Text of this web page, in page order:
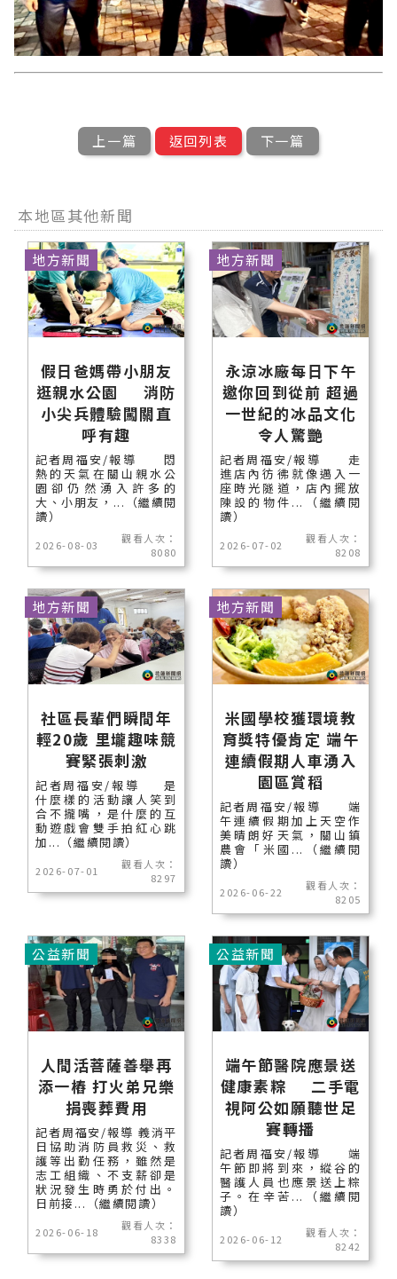
上一篇 返回列表 下一篇
本地區其他新聞
假日爸媽帶小朋友
逛親水公園 消防
小尖兵體驗闖關直
呼有趣
記者周福安/報導 悶
熱的天氣在關山親水公
園卻仍然湧入許多的
大、小朋友，...（繼續閱
讀）
2026-08-03
觀看人次：
8080
地方新聞
永涼冰廠每日下午
邀你回到從前 超過
一世紀的冰品文化
令人驚艷
記者周福安/報導 走
進店內彷彿就像邁入一
座時光隧道，店內擺放
陳設的物件...（繼續閱
讀）
2026-07-02
觀看人次：
8208
地方新聞
社區長輩們瞬間年
輕20歲 里壠趣味競
賽緊張刺激
記者周福安/報導 是
什麼樣的活動讓人笑到
合不攏嘴，是什麼的互
動遊戲會雙手拍紅心跳
加...（繼續閱讀）
2026-07-01
觀看人次：
8297
地方新聞
米國學校獲環境教
育獎特優肯定 端午
連續假期人車湧入
園區賞稻
記者周福安/報導 端
午連續假期加上天空作
美晴朗好天氣，關山鎮
農會「米國...（繼續閱
讀）
2026-06-22
觀看人次：
8205
地方新聞
人間活菩薩善舉再
添一樁 打火弟兄樂
捐喪葬費用
記者周福安/報導 義消平
日協助消防員救災、救
護等出勤任務，雖然是
志工組織、不支薪卻是
狀況發生時勇於付出。
日前接...（繼續閱讀）
2026-06-18
觀看人次：
8338
公益新聞
端午節醫院應景送
健康素粽 二手電
視阿公如願聽世足
賽轉播
記者周福安/報導 端
午節即將到來，縱谷的
醫護人員也應景送上粽
子。在辛苦...（繼續閱
讀）
2026-06-12
觀看人次：
8242
公益新聞